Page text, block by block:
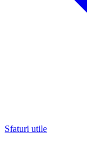
Sfaturi utile